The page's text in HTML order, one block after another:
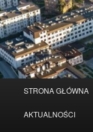
Przeskocz
do
tekstu
STRONA GŁÓWNA
AKTUALNOŚCI
Serwis wykorzystuje